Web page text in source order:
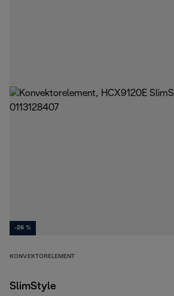
-26 %
KONVEKTORELEMENT
SlimStyle